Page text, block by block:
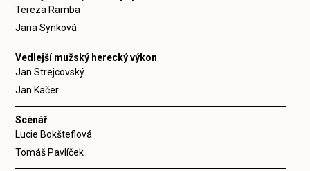
Tereza Ramba
Jana Synková
Vedlejší mužský herecký výkon
Jan Strejcovský
Jan Kačer
Scénář
Lucie Bokšteflová
Tomáš Pavlíček